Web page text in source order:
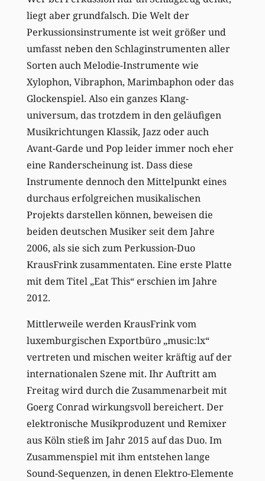
liegt aber grundfalsch. Die Welt der
Perkussionsinstrumente ist weit größer und
umfasst neben den Schlaginstrumenten aller
Sorten auch Melodie-Instrumente wie
Xylophon, Vibraphon, Marimbaphon oder das
Glockenspiel. Also ein ganzes Klang-
universum, das trotzdem in den geläufigen
Musikrichtungen Klassik, Jazz oder auch
Avant-Garde und Pop leider immer noch eher
eine Randerscheinung ist. Dass diese
Instrumente dennoch den Mittelpunkt eines
durchaus erfolgreichen musikalischen
Projekts darstellen können, beweisen die
beiden deutschen Musiker seit dem Jahre
2006, als sie sich zum Perkussion-Duo
KrausFrink zusammentaten. Eine erste Platte
mit dem Titel „Eat This“ erschien im Jahre
2012.
Mittlerweile werden KrausFrink vom
luxemburgischen Exportbüro „music:lx“
vertreten und mischen weiter kräftig auf der
internationalen Szene mit. Ihr Auftritt am
Freitag wird durch die Zusammenarbeit mit
Goerg Conrad wirkungsvoll bereichert. Der
elektronische Musikproduzent und Remixer
aus Köln stieß im Jahr 2015 auf das Duo. Im
Zusammenspiel mit ihm entstehen lange
Sound-Sequenzen, in denen Elektro-Elemente